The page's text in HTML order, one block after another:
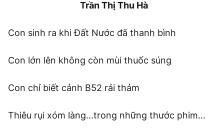
Trần Thị Thu Hà
Con sinh ra khi Đất Nước đã thanh bình
Con lớn lên không còn mùi thuốc súng
Con chỉ biết cảnh B52 rải thảm
Thiêu rụi xóm làng...trong những thước phim...